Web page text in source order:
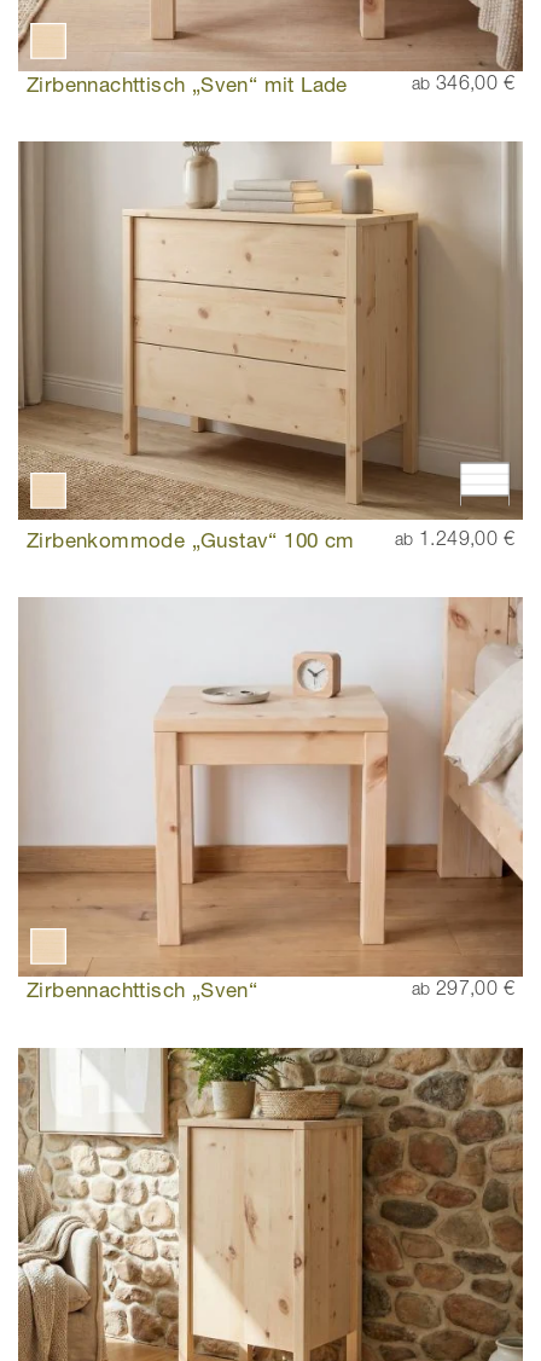
Zirbennachttisch „Sven“ mit Lade ab 346,00 €
Zirbenkommode „Gustav“ 100 cm ab 1.249,00 €
Zirbennachttisch „Sven“ ab 297,00 €